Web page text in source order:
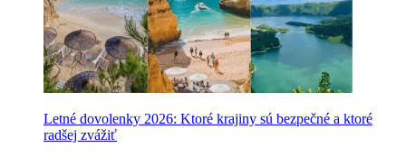
Letné dovolenky 2026: Ktoré krajiny sú bezpečné a ktoré
radšej zvážiť